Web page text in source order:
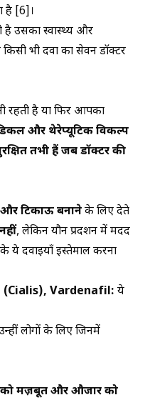
है [6]।
है उसका स्वास्थ्य और
किसी भी दवा का सेवन डॉक्टर
रहती है या फिर आपका
और थेरेप्यूटिक विकल्प
तभी हैं जब डॉक्टर की
टिकाऊ बनानेके लिए देते
, लेकिन यौन प्रदर्शन में मदद
ये दवाइयाँ इस्तेमाल करना
, Vardenafil: ये
लोगों के लिए जिनमें
मज़बूत और औजार को